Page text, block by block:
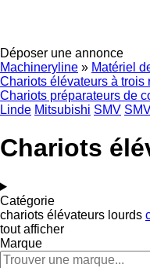
Déposer une annonce
Machineryline » Matériel
Chariots élévateurs à trois
Chariots préparateurs de
Linde Mitsubishi SMV
Chariots
Catégorie
chariots élévateurs lourds
tout afficher
Marque